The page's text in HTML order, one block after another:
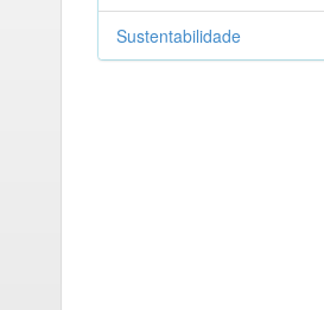
Sustentabilidade